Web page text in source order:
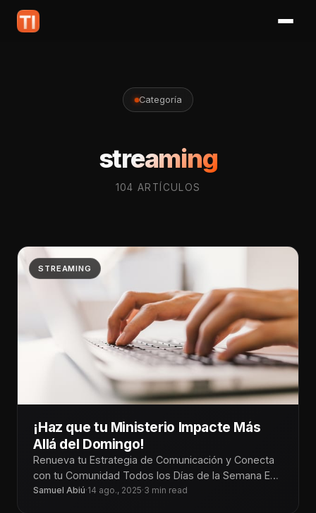
Categoría
streaming
104 ARTÍCULOS
STREAMING
¡Haz que tu Ministerio Impacte Más
Allá del Domingo!
Renueva tu Estrategia de Comunicación y Conecta
con tu Comunidad Todos los Días de la Semana En
un mundo donde
Samuel Abiú·14 ago., 2025·3 min read